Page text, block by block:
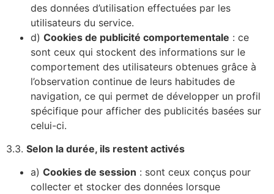
des données d’utilisation effectuées par les
utilisateurs du service.
d) Cookies de publicité comportementale : ce
sont ceux qui stockent des informations sur le
comportement des utilisateurs obtenues grâce à
l’observation continue de leurs habitudes de
navigation, ce qui permet de développer un profil
spécifique pour afficher des publicités basées sur
celui-ci.
3.3. Selon la durée, ils restent activés
a) Cookies de session : sont ceux conçus pour
collecter et stocker des données lorsque